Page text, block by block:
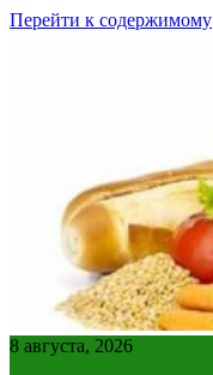
Перейти к содержимому
8 августа, 2026